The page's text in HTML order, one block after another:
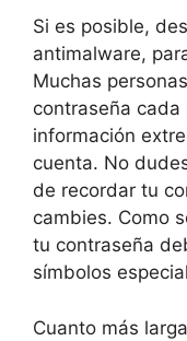
Si es posible,
antimalware,
Muchas
contraseña
información
cuenta. No
de recordar tu
cambies. Como
tu contraseña
símbolos
Cuanto más